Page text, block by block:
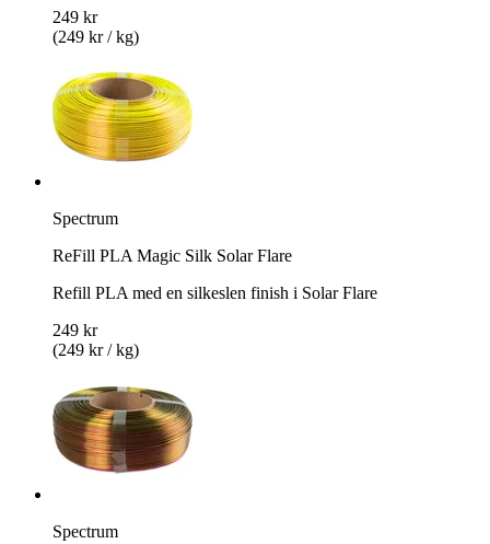
249 kr
(249 kr / kg)
Spectrum
ReFill PLA Magic Silk Solar Flare
Refill PLA med en silkeslen finish i Solar Flare
249 kr
(249 kr / kg)
Spectrum